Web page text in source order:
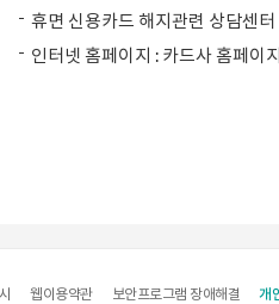
휴면 신용카드 해지관련 상담센
인터넷 홈페이지 : 카드사 홈페이
웹이용약관 보안프로그램 장애해결 개